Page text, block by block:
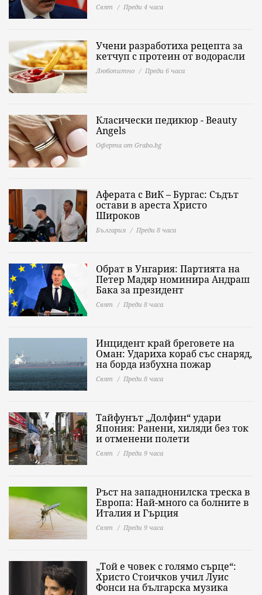
Свят Преди 4 часа
Учени разработиха рецепта за
кетчуп с протеин от водорасли
Любопитно Преди 6 часа
Класически педикюр - Beauty
Angels
Оферта от Grabo.bg
Аферата с ВиК – Бургас: Съдът
остави в ареста Христо
Широков
България Преди 8 часа
Обрат в Унгария: Партията на
Петер Мадяр номинира Андраш
Бака за президент
Свят Преди 8 часа
Инцидент край бреговете на
Оман: Удариха кораб със снаряд,
на борда избухна пожар
Свят Преди 8 часа
Тайфунът „Долфин“ удари
Япония: Ранени, хиляди без ток
и отменени полети
Свят Преди 9 часа
Ръст на западнонилска треска в
Европа: Най-много са болните в
Италия и Гърция
Свят Преди 9 часа
„Той е човек с голямо сърце“:
Христо Стоичков учил Луис
Фонси на българска музика